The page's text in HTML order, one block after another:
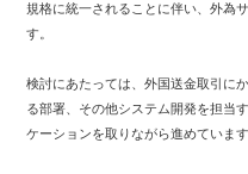
規格に統一されることに伴い、外為
す。
検討にあたっては、外国送金取引に
る部署、その他システム開発を担当
ケーションを取りながら進めています